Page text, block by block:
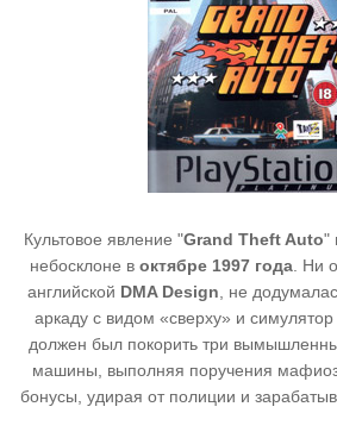
Культовое явление "Grand Theft Auto"
небосклоне в октябре 1997 года. Ни
английской DMA Design , не
аркаду с видом «сверху» и
должен был покорить три
машины, выполняя поручения
бонусы, удирая от полиции и